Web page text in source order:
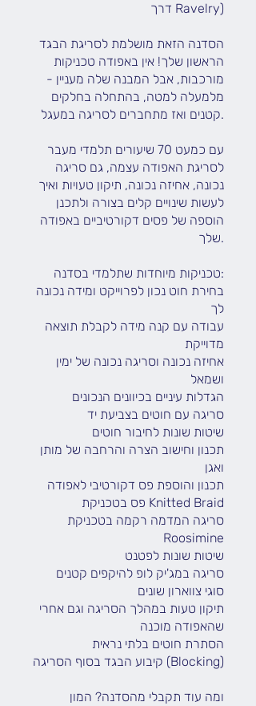
דרך Ravelry)
הסדנה הזאת מושלמת לסריגת הבגד
הראשון שלך! אין באפודה טכניקות
מורכבות, אבל המבנה שלה מעניין -
מלמעלה למטה, בהתחלה בחלקים
קטנים ואז מתחברים לסריגה במעגל.
עם כמעט 70 שיעורים תלמדי מעבר
לסריגת האפודה עצמה, גם סריגה
נכונה, אחיזה נכונה, תיקון טעויות ואיך
לעשות שינויים קלים בצורה ולתכנן
הוספה של פסים דקורטיביים באפודה
שלך.
טכניקות מיוחדות שתלמדי בסדנה:
בחירת חוט נכון לפרוייקט ומידה נכונה
לך
עבודה עם קנה מידה לקבלת תוצאה
מדוייקת
אחיזה נכונה וסריגה נכונה של ימין
ושמאל
הגדלות עיניים בכיוונים הנכונים
סריגה עם חוטים בצביעת יד
שיטות שונות לחיבור חוטים
תכנון וחישוב הצרה והרחבה של מותן
ואגן
תכנון והוספת פס דקורטיבי לאפודה
פס בטכניקת Knitted Braid
סריגה המדמה רקמה בטכניקת
Roosimine
שיטות שונות לפטנט
סריגה במג'יק לופ להיקפים קטנים
סוגי צווארון שונים
תיקון טעות במהלך הסריגה וגם אחרי
שהאפודה מוכנה
הסתרת חוטים בלתי נראית
קיבוע הבגד בסוף הסריגה (Blocking)
ומה עוד תקבלי מהסדנה? המון